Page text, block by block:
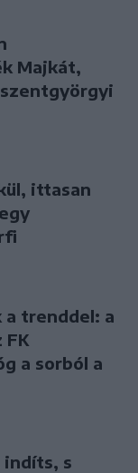
Majkát,
ittasan
a trenddel: a
FK
a sorból a
indíts, s